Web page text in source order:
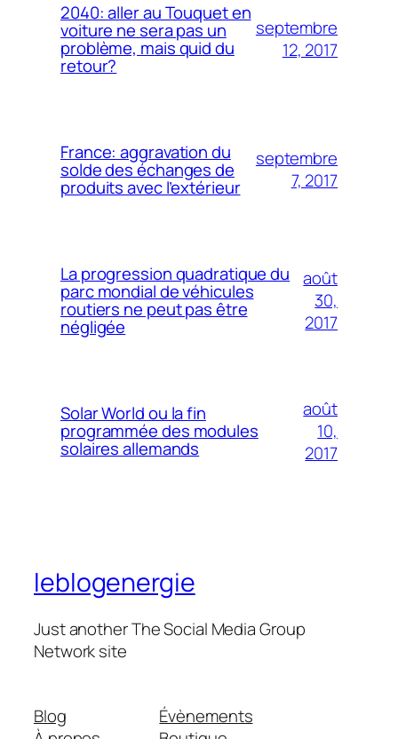
2040: aller au Touquet en
voiture ne sera pas un
problème, mais quid du
retour?
septembre
12, 2017
France: aggravation du
solde des échanges de
produits avec l’extérieur
septembre
7, 2017
La progression quadratique du
parc mondial de véhicules
routiers ne peut pas être
négligée
août
30,
2017
Solar World ou la fin
programmée des modules
solaires allemands
août
10,
2017
leblogenergie
Just another The Social Media Group
Network site
Blog
Évènements